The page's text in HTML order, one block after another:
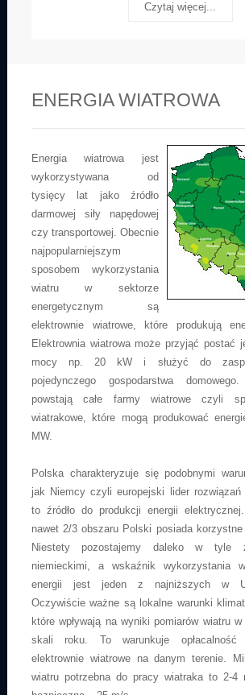
Czytaj więcej...
ENERGIA WIATROWA
Energia wiatrowa jest
wykorzystywana od
tysięcy lat jako źródło
darmowej siły napędowej
czy transportowej. Obecnie
najpopularniejszym
sposobem wykorzystania
wiatru w sektorze
energetycznym są
elektrownie wiatrowe, które produkują
Elektrownia wiatrowa może przyjąć postać
mocy np. 20 kW i służyć do
pojedynczego gospodarstwa
powstają całe farmy wiatrowe czyli
wiatrakowe, które mogą produkować
MW.
Polska charakteryzuje się podobnymi
jak Niemcy czyli europejski lider rozwiązań
to źródło do produkcji energii
nawet 2/3 obszaru Polski posiada korzystne
Niestety pozostajemy daleko w tyle
niemieckimi, a wskaźnik wykorzystania
energii jest jeden z najniższych w
Oczywiście ważne są lokalne warunki
które wpływają na wyniki pomiarów wiatru
skali roku. To warunkuje opłacalność
elektrownie wiatrowe na danym terenie.
wiatru potrzebna do pracy wiatraka to 2-4